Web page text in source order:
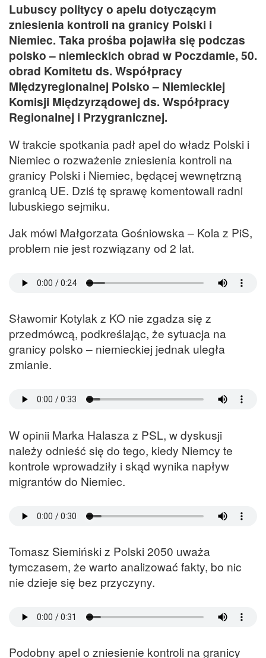
Lubuscy politycy o apelu dotyczącym
zniesienia kontroli na granicy Polski i
Niemiec. Taka prośba pojawiła się podczas
polsko – niemieckich obrad w Poczdamie, 50.
obrad Komitetu ds. Współpracy
Międzyregionalnej Polsko – Niemieckiej
Komisji Międzyrządowej ds. Współpracy
Regionalnej i Przygranicznej.
W trakcie spotkania padł apel do władz Polski i
Niemiec o rozważenie zniesienia kontroli na
granicy Polski i Niemiec, będącej wewnętrzną
granicą UE. Dziś tę sprawę komentowali radni
lubuskiego sejmiku.
Jak mówi Małgorzata Gośniowska – Kola z PiS,
problem nie jest rozwiązany od 2 lat.
Sławomir Kotylak z KO nie zgadza się z
przedmówcą, podkreślając, że sytuacja na
granicy polsko – niemieckiej jednak uległa
zmianie.
W opinii Marka Halasza z PSL, w dyskusji
należy odnieść się do tego, kiedy Niemcy te
kontrole wprowadziły i skąd wynika napływ
migrantów do Niemiec.
Tomasz Siemiński z Polski 2050 uważa
tymczasem, że warto analizować fakty, bo nic
nie dzieje się bez przyczyny.
Podobny apel o zniesienie kontroli na granicy